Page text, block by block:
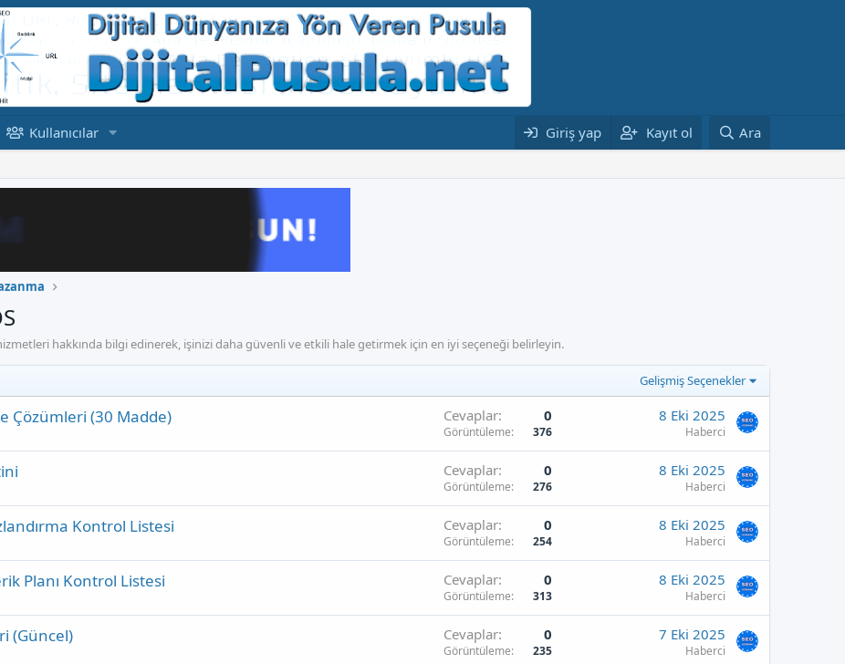
Kullanıcılar Giriş yap Kayıt ol Ara
hakkında bilgi edinerek, işinizi daha güvenli ve etkili hale getirmek için en iyi seçeneği belirleyin.
Gelişmiş Seçenekler
Çözümleri (30 Madde) Cevaplar 0
Görüntüleme 376
8 Eki 2025
Haberci
Cevaplar 0
Görüntüleme 276
8 Eki 2025
Haberci
Kontrol Listesi Cevaplar 0
Görüntüleme 254
8 Eki 2025
Haberci
Planı Kontrol Listesi Cevaplar 0
Görüntüleme 313
8 Eki 2025
Haberci
(Güncel) Cevaplar 0
Görüntüleme 235
7 Eki 2025
Haberci